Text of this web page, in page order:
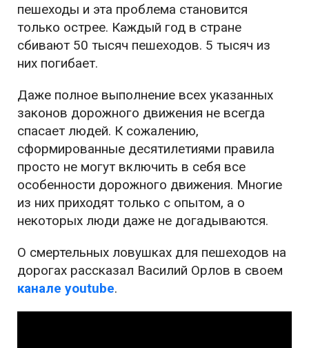
пешеходы и эта проблема становится
только острее. Каждый год в стране
сбивают 50 тысяч пешеходов. 5 тысяч из
них погибает.
Даже полное выполнение всех указанных
законов дорожного движения не всегда
спасает людей. К сожалению,
сформированные десятилетиями правила
просто не могут включить в себя все
особенности дорожного движения. Многие
из них приходят только с опытом, а о
некоторых люди даже не догадываются.
О смертельных ловушках для пешеходов на
дорогах рассказал Василий Орлов в своем
канале youtube.